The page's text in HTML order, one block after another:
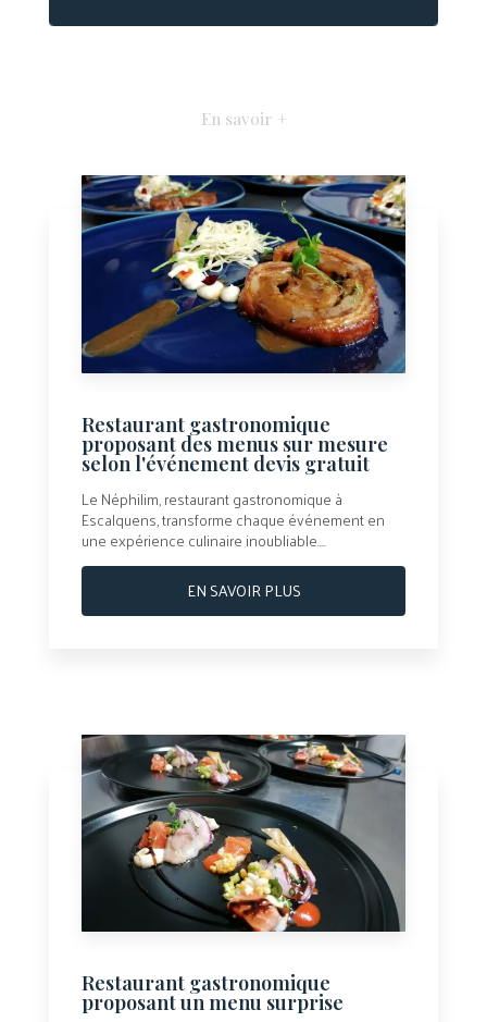
En savoir +
Restaurant gastronomique
proposant des menus sur mesure
selon l'événement devis gratuit
Le Néphilim, restaurant gastronomique à
Escalquens, transforme chaque événement en
une expérience culinaire inoubliable....
EN SAVOIR PLUS
Restaurant gastronomique
proposant un menu surprise